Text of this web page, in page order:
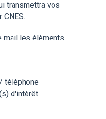
transmettra vos
CNES.
mail les éléments
téléphone
d'intérêt